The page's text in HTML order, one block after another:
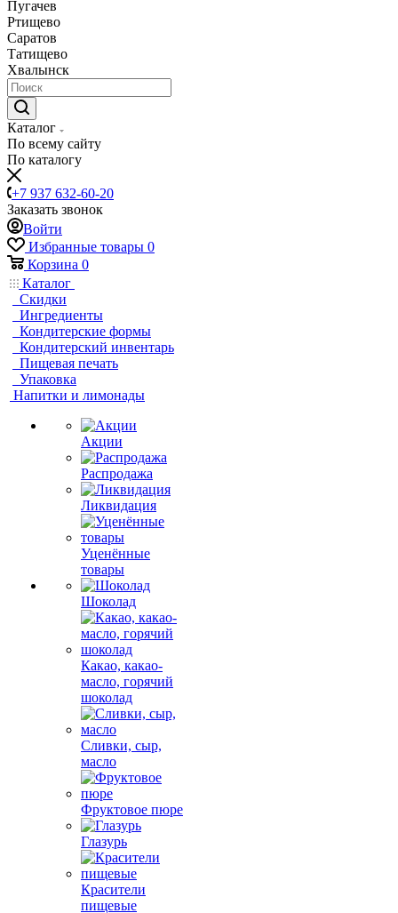
Пугачев
Ртищево
Саратов
Татищево
Хвалынск
Каталог
По всему сайту
По каталогу
+7 937 632-60-20
Заказать звонок
Войти
Избранные товары 0
Корзина 0
Каталог
Скидки
Ингредиенты
Кондитерские формы
Кондитерский инвентарь
Пищевая печать
Упаковка
Напитки и лимонады
Акции
Распродажа
Ликвидация
Уценённые
товары
Шоколад
Какао, какао-
масло, горячий
шоколад
Сливки, сыр,
масло
Фруктовое пюре
Глазурь
Красители
пищевые